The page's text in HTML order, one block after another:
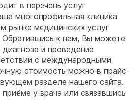
в перечень услуг
многопрофильная клиника
рынке медицинских услуг
Обратившись к нам, Вы можете
и проведение
с международными
стоимость можно в прайс-
разделе нашего сайта.
у врача или связавшись